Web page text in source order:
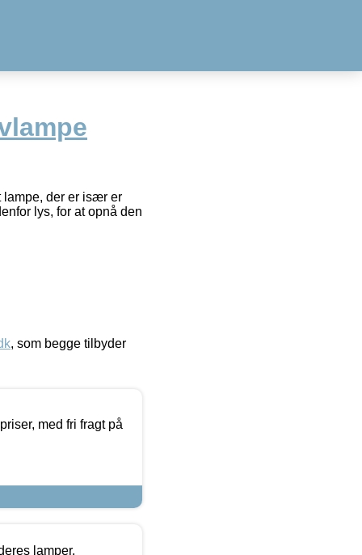
lampe, der er især er
lys, for at opnå den
, som begge tilbyder
med fri fragt på
lamper.